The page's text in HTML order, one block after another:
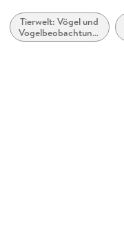
Produktart
Kalender
Tierwelt: Vögel und
Vogelbeobachtung:
Sachbuch